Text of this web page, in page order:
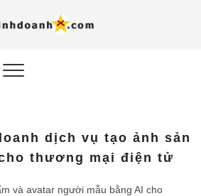
AI
dịch vụ tạo ảnh sản
thương mại điện tử
và avatar người mẫu bằng AI cho